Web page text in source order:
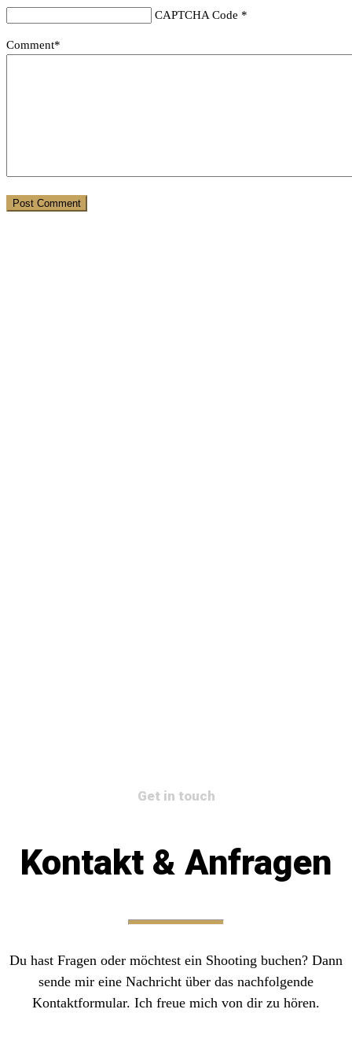
CAPTCHA Code *
Comment*
Get in touch
Kontakt & Anfragen
Du hast Fragen oder möchtest ein Shooting buchen? Dann
sende mir eine Nachricht über das nachfolgende
Kontaktformular. Ich freue mich von dir zu hören.